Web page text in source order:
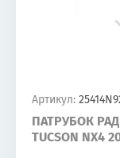
Артикул:
ПАТРУБОК
TUCSON NX4